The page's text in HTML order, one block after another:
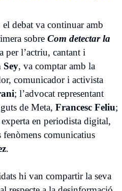
el debat va continuar amb
sobre Com detectar la
per l’actriu, cantant i
Sey, va comptar amb la
comunicador i activista
; l’advocat representant
de Meta, Francesc Feliu;
en periodista digital,
fenòmens comunicatius
.
hi van compartir la seva